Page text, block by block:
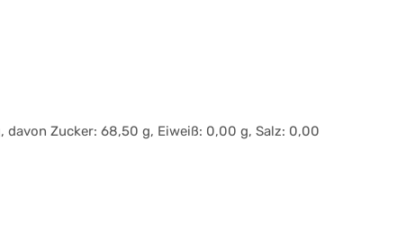
Zucker: 68,50 g, Eiweiß: 0,00 g, Salz: 0,00